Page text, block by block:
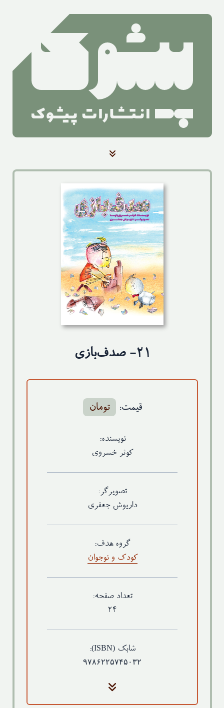
کتاب‌ها
آرشیو بلندخوانی کتاب
آرشیو اخبار
درباره‌ی ما
تماس با ما
۲۱- صدف‌بازی
قیمت: تومان
نویسنده:
کوثر خسروی
تصویرگر:
داریوش جعفری
گروه هدف:
کودک و نوجوان
تعداد صفحه:
۲۴
شابک(ISBN)
:
۹۷۸۶۲۲۵۷۴۵۰۳۲
گلاسه ۲۵۰گرم – رنگی(روکش سلفون